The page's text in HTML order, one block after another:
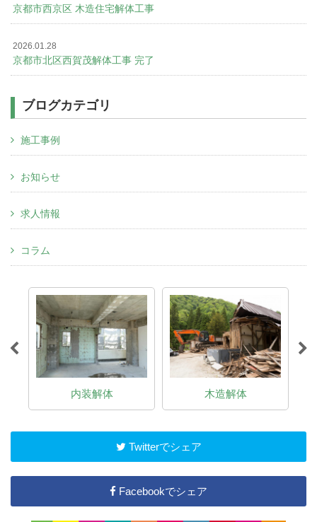
京都市西京区 木造住宅解体工事
2026.01.28
京都市北区西賀茂解体工事 完了
ブログカテゴリ
施工事例
お知らせ
求人情報
コラム
内装解体 木造解体
Twitterでシェア
Facebookでシェア